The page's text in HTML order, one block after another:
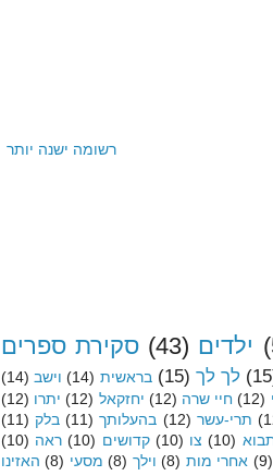
רשומה ישנה יותר
ילדים (43) סקירת ספרים
לך לך (15) בראשית (14) וישב (14)
(12) חיי שרה (12) יחזקאל (12) יתרו (12)
תרי-עשר (12) בהעלותך (11) בלק (11)
(10) צו (10) קדושים (10) ראה (10)
(9) אחרי מות (8) וילך (8) מסעי (8) האזינו